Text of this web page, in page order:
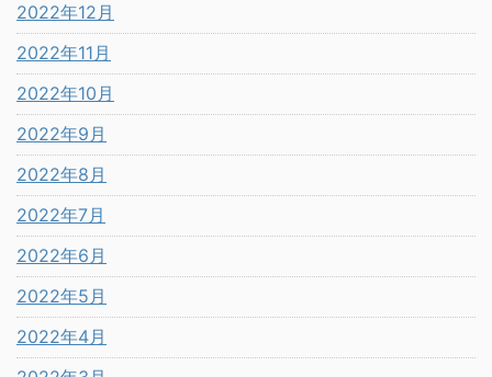
2022年12月
2022年11月
2022年10月
2022年9月
2022年8月
2022年7月
2022年6月
2022年5月
2022年4月